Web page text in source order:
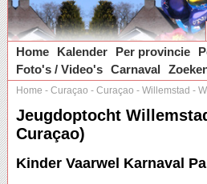
Home
Kalender Per provincie
Foto's / Video's Carnaval
Home - Curaçao - Curaçao - Willemstad -
Jeugdoptocht
Curaçao)
Kinder Vaarwel Karnaval